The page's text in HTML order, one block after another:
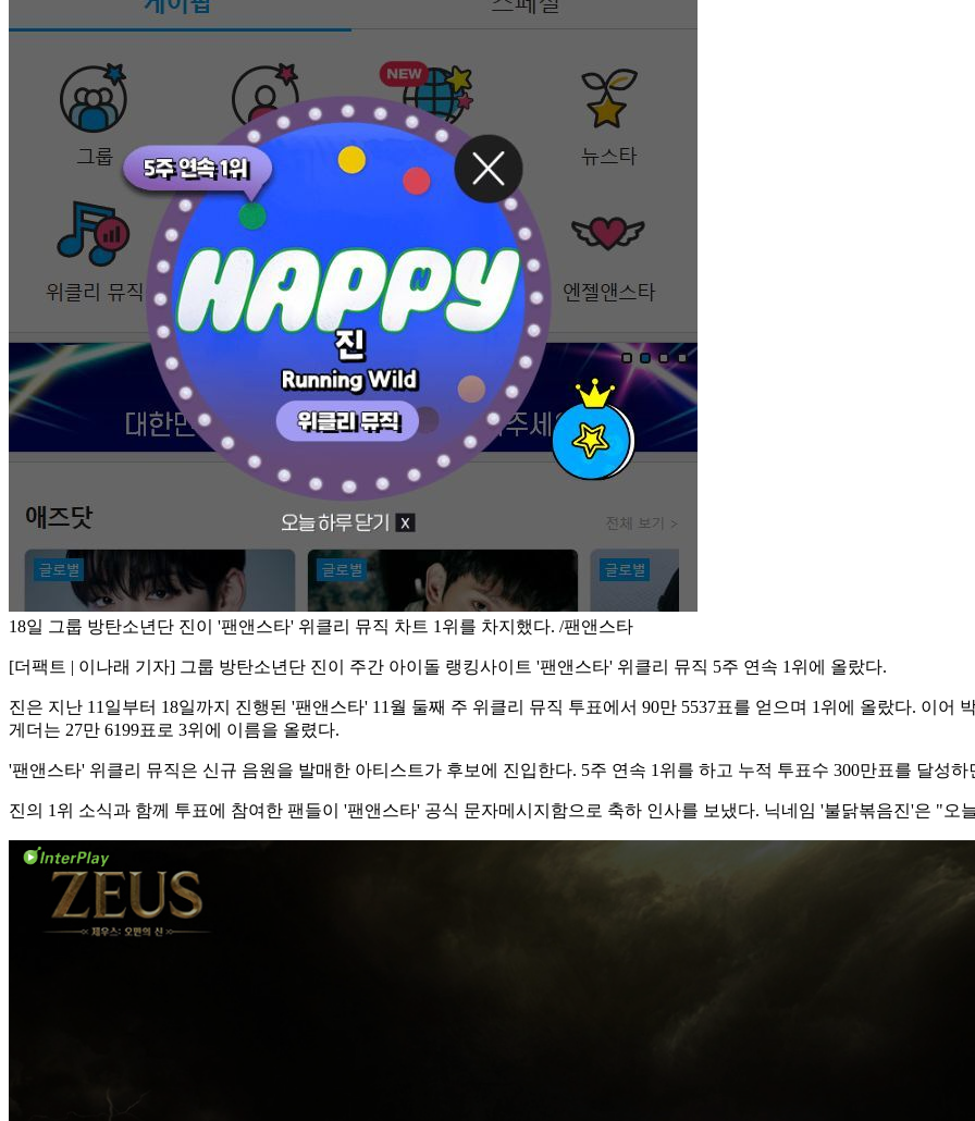
18일 그룹 방탄소년단 진이 '팬앤스타' 위클리 뮤직 차트 1위를 차지했다. /팬앤스타
[더팩트 | 이나래 기자] 그룹 방탄소년단 진이 주간 아이돌 랭킹사이트 '팬앤스타' 위클리 뮤직 5주 연속 1위에 올랐다.
진은 지난 11일부터 18일까지 진행된 '팬앤스타' 11월 둘째 주 위클리 뮤직 투표에서 90만 5537표를 얻으며 1위에 올랐다. 이어
게더는 27만 6199표로 3위에 이름을 올렸다.
'팬앤스타' 위클리 뮤직은 신규 음원을 발매한 아티스트가 후보에 진입한다. 5주 연속 1위를 하고 누적 투표수 300만표를 달성
진의 1위 소식과 함께 투표에 참여한 팬들이 '팬앤스타' 공식 문자메시지함으로 축하 인사를 보냈다. 닉네임 '불닭볶음진'은 "오